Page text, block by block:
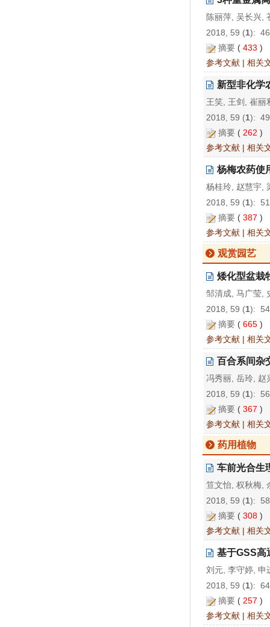
陈丽萍, 吴长兴,
2018, 59 (1):
摘要 ( 433 )
参考文献 | 相关
新型非化学
王笑, 王剑, 崔丽
2018, 59 (1):
摘要 ( 262 )
参考文献 | 相关
杨梅农药使
杨桂玲, 赵慧宇,
2018, 59 (1):
摘要 ( 387 )
参考文献 | 相关
观赏园艺
矮化型盆栽
邹清成, 马广莹,
2018, 59 (1):
摘要 ( 665 )
参考文献 | 相关
百合系间杂
冯秀丽, 岳玲, 赵
2018, 59 (1):
摘要 ( 367 )
参考文献 | 相关
药用植物
车前光合生
笪文怡, 权秋梅,
2018, 59 (1):
摘要 ( 308 )
参考文献 | 相关
基于GSS高
刘元, 李守婷, 申
2018, 59 (1):
摘要 ( 257 )
参考文献 | 相关